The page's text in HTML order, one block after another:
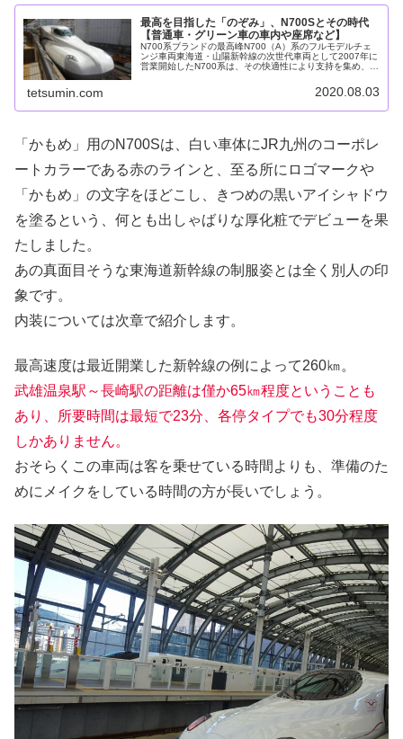
最高を目指した「のぞみ」、N700Sとその時代
【普通車・グリーン車の車内や座席など】
N700系ブランドの最高峰N700（A）系のフルモデルチェ
ンジ車両東海道・山陽新幹線の次世代車両として2007年に
営業開始したN700系は、その快適性により支持を集め、た
tetsumin.com 2020.08.03
「かもめ」用のN700Sは、白い車体にJR九州のコーポレ
ートカラーである赤のラインと、至る所にロゴマークや
「かもめ」の文字をほどこし、きつめの黒いアイシャドウ
を塗るという、何とも出しゃばりな厚化粧でデビューを果
たしました。
あの真面目そうな東海道新幹線の制服姿とは全く別人の印
象です。
内装については次章で紹介します。
最高速度は最近開業した新幹線の例によって260㎞。
武雄温泉駅～長崎駅の距離は僅か65㎞程度ということも
あり、所要時間は最短で23分、各停タイプでも30分程度
しかありません。
おそらくこの車両は客を乗せている時間よりも、準備のた
めにメイクをしている時間の方が長いでしょう。